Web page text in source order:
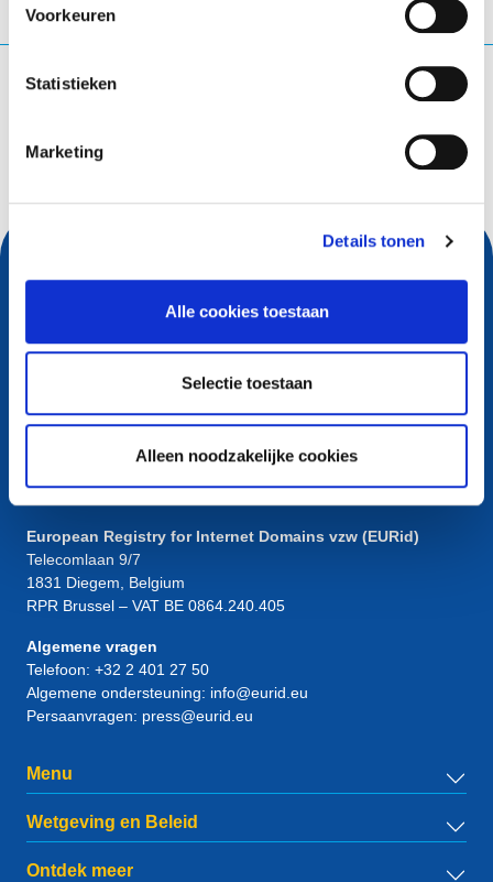
Voorkeuren
Statistieken
Marketing
Details tonen
Alle cookies toestaan
Selectie toestaan
Alleen noodzakelijke cookies
Waar ben je naar op zoek?
European Registry for Internet Domains vzw (EURid)
Telecomlaan 9/7
1831 Diegem , Belgium
RPR Brussel – VAT BE 0864.240.405
Algemene vragen
Telefoon: +32 2 401 27 50
Algemene ondersteuning: info@eurid.eu
Persaanvragen: press@eurid.eu
Menu
Wetgeving en Beleid
Ontdek meer